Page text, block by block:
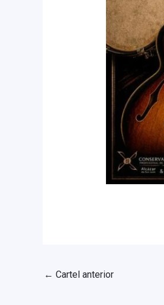
← Cartel anterior